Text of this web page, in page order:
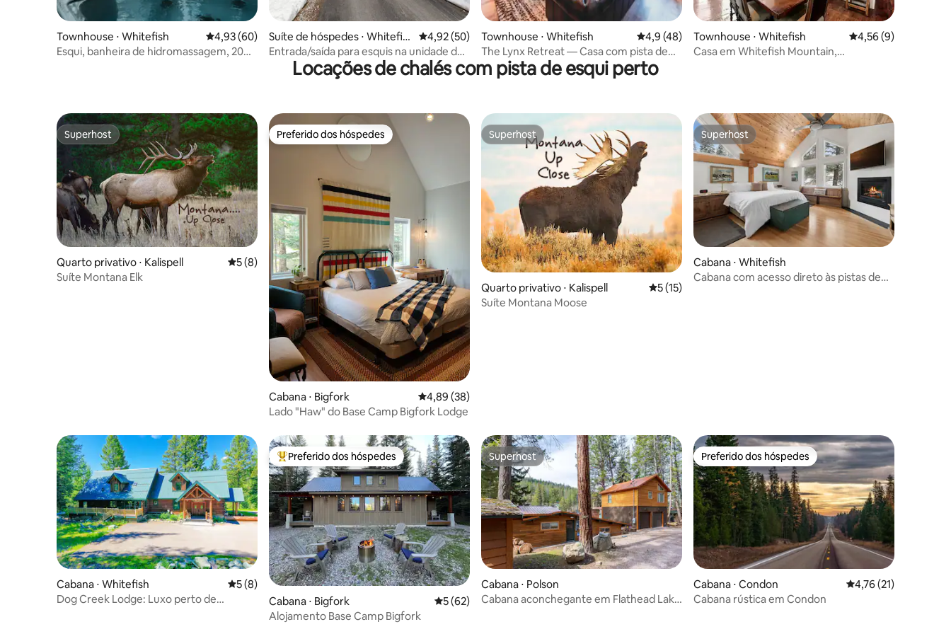
Townhouse ⋅ Whitefish 4,93 de uma avaliação média de 5, 60 avaliações
4,93 (60)
Esqui, banheira de hidromassagem, 20
Suíte de hóspedes ⋅ Whitefis
h
4,92 de uma avaliação média de 5, 50 avaliações
4,92 (50)
Entrada/saída para esquis na unidade de
Whitefish Mountain
Townhouse ⋅ Whitefish 4,9 de uma avaliação média de 5, 48 avaliações
4,9 (48)
The Lynx Retreat — Casa com pista de
esqui
Townhouse ⋅ Whitefish 4,56 de uma
4,56 (9)
Casa em Whitefish Mountain,
Locações de chalés com pista de esqui perto
Superhost
Superhost
Quarto privativo ⋅ Kalispell 5 de uma avaliação média de 5, 8 avaliações
5 (8)
Suíte Montana Elk
Preferido dos hóspedes
Preferido dos hóspedes
Cabana ⋅ Bigfork 4,89 de uma avaliação média de 5, 38 avaliações
4,89 (38)
Lado "Haw" do Base Camp Bigfork Lodge
Superhost
Superhost
Quarto privativo ⋅ Kalispell 5 de uma avaliação média de 5, 15 avaliações
5 (15)
Suíte Montana Moose
Superhost
Superhost
Cabana ⋅ Whitefish
Cabana com acesso direto às pistas de
Cabana ⋅ Whitefish 5 de uma avaliação média de 5, 8 avaliações
5 (8)
Dog Creek Lodge: Luxo perto de
Entre os melhores preferidos dos hóspedes
Preferido dos hóspedes
Cabana ⋅ Bigfork 5 de uma avaliação média de 5, 62 avaliações
5 (62)
Alojamento Base Camp Bigfork
Superhost
Superhost
Cabana ⋅ Polson
Cabana aconchegante em Flathead Lake
Preferido dos hóspedes
Preferido dos hóspedes
Cabana ⋅ Condon 4,76 de uma
4,76 (21)
Cabana rústica em Condon